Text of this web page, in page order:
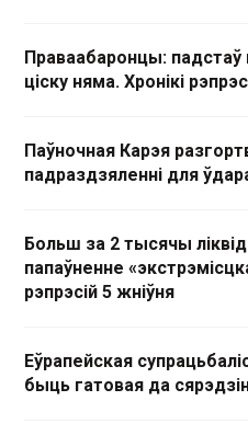
Праваабаронцы:
ціску няма. Хронікі
Паўночная Карэя
падраздзяленні для
Больш за 2 тысячы
папаўненне
рэпрэсій 5 жніўня
Еўрапейская
быць гатовая да